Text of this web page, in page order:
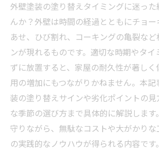
外壁塗装の塗り替えタイミングに迷っ
んか？外壁は時間の経過とともにチョ
あせ、ひび割れ、コーキングの亀裂な
ンが現れるものです。適切な時期やタイ
ずに放置すると、家屋の耐久性が著し
用の増加にもつながりかねません。本
装の塗り替えサインや劣化ポイントの
な季節の選び方まで具体的に解説します
守りながら、無駄なコストや大がかり
の実践的なノウハウが得られる内容です。